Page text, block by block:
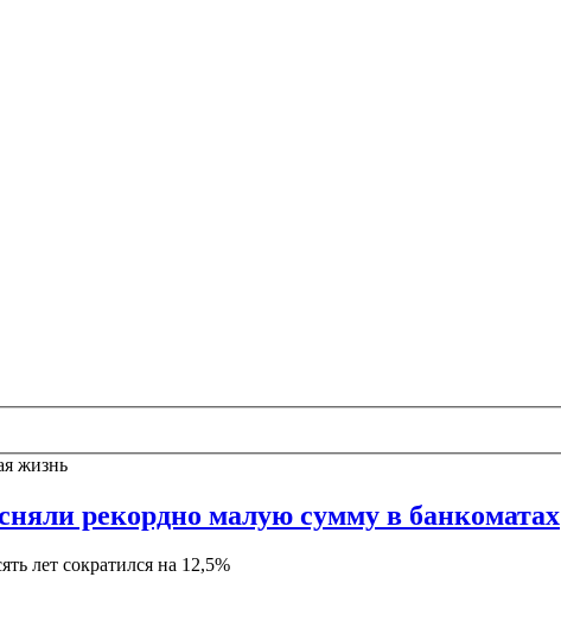
жизнь
рекордно малую сумму в банкоматах
лет сократился на 12,5%